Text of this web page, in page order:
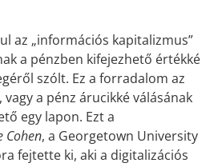
az „információs kapitalizmus”
a pénzben kifejezhető értékké
szólt. Ez a forradalom az
a pénz árucikké válásának
egy lapon. Ezt a
Cohen, a Georgetown University
fejtette ki, aki a digitalizációs